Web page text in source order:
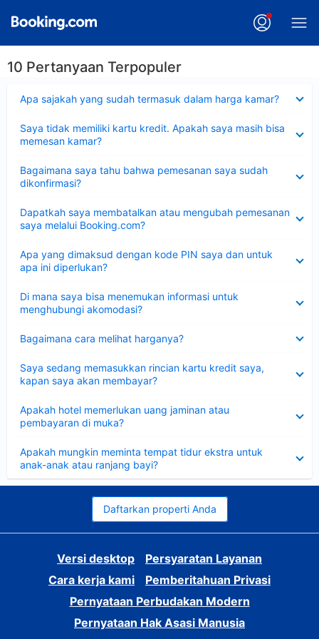
10 Pertanyaan Terpopuler
Apa sajakah yang sudah termasuk dalam harga kamar?
Saya tidak memiliki kartu kredit. Apakah saya masih bisa
memesan kamar?
Bagaimana saya tahu bahwa pemesanan saya sudah
dikonfirmasi?
Dapatkah saya membatalkan atau mengubah pemesanan
saya melalui Booking.com?
Apa yang dimaksud dengan kode PIN saya dan untuk
apa ini diperlukan?
Di mana saya bisa menemukan informasi untuk
menghubungi akomodasi?
Bagaimana cara melihat harganya?
Saya sedang memasukkan rincian kartu kredit saya,
kapan saya akan membayar?
Apakah hotel memerlukan uang jaminan atau
pembayaran di muka?
Apakah mungkin meminta tempat tidur ekstra untuk
anak-anak atau ranjang bayi?
Daftarkan properti Anda
Versi desktop
Persyaratan Layanan
Cara kerja kami
Pemberitahuan Privasi
Pernyataan Perbudakan Modern
Pernyataan Hak Asasi Manusia